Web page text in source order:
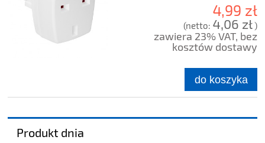
4,99 zł
(netto: 4,06 zł)
zawiera 23% VAT, bez
kosztów dostawy
do koszyka
Produkt dnia